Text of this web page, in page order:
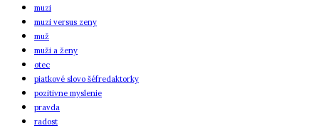
muzi
muzi versus zeny
muž
muži a ženy
otec
piatkové slovo šéfredaktorky
pozitivne myslenie
pravda
radost